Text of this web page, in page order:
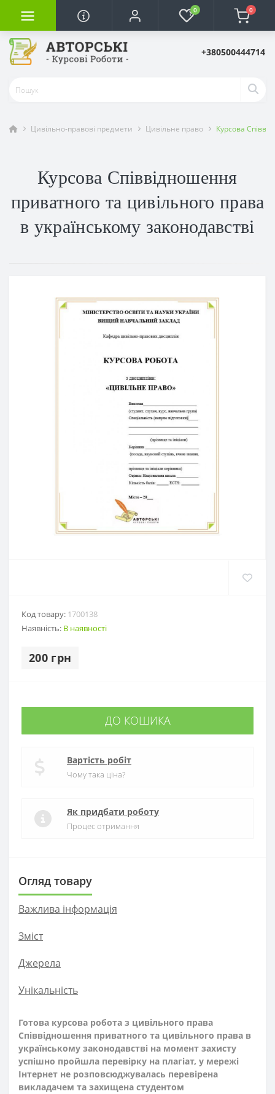
0 0
+380500444714
Цивільно-правові предмети Цивільне право Курсова
Курсова Співвідношення
приватного та цивільного права
в українському законодавстві
Код товару: 1700138
Наявність: В наявності
200 грн
ДО КОШИКА
Вартість робіт
Чому така ціна?
Як придбати роботу
Процес отримання
Огляд товару
Важлива інформація
Зміст
Джерела
Унікальність
Готова курсова робота з цивільного права
Співвідношення приватного та цивільного права в
українському законодавстві на момент захисту
успішно пройшла перевірку на плагіат, у мережі
Інтернет не розповсюджувалась перевірена
викладачем та захищена студентом